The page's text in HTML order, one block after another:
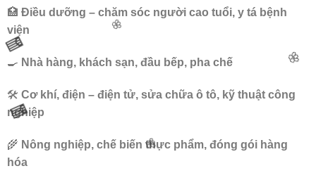
🧧
🏥 Điều dưỡng – chăm sóc người cao tuổi, y tá bệnh
viện
🍳 Nhà hàng, khách sạn, đầu bếp, pha chế
🛠️ Cơ khí, điện – điện tử, sửa chữa ô tô, kỹ thuật công
nghiệp
🌾 Nông nghiệp, chế biến thực phẩm, đóng gói hàng
hóa